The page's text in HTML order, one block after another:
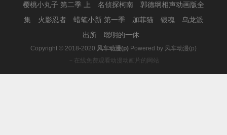
樱桃小丸子 第二季 上 名侦探柯南
郭德纲相声动画版全
集
火影忍者 蜡笔小新 第一季 加菲猫 银魂
乌龙派
出所
聪明的一休
Copyright © 2018-2020 风车动漫(p) Powered by 风车动漫(p)
－在线免费观看动漫动画片的网站